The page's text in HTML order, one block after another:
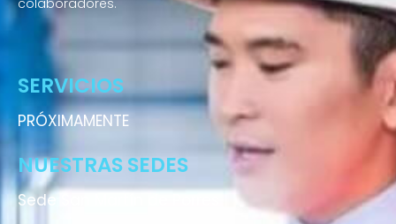
Enfermeras a domicilio
NUESTRAS SEDES
Sede San Martín de Porres
SERVICIOS
PRÓXIMAMENTE